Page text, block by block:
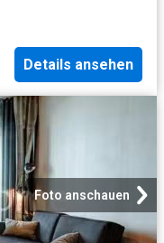
Details ansehen
Foto anschauen